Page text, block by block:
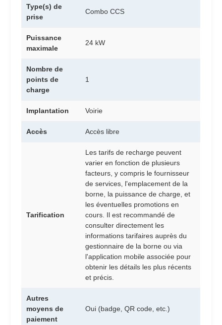
Type(s) de
prise
Combo CCS
Puissance
maximale
24 kW
Nombre de
points de
charge
1
Implantation Voirie
Accès Accès libre
Tarification
Les tarifs de recharge peuvent
varier en fonction de plusieurs
facteurs, y compris le fournisseur
de services, l'emplacement de la
borne, la puissance de charge, et
les éventuelles promotions en
cours. Il est recommandé de
consulter directement les
informations tarifaires auprès du
gestionnaire de la borne ou via
l'application mobile associée pour
obtenir les détails les plus récents
et précis.
Autres
moyens de
paiement
Oui (badge, QR code, etc.)